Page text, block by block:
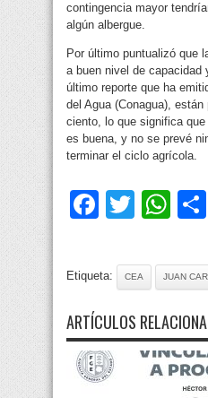
contingencia mayor
algún albergue.
Por último puntualizó que
a buen nivel de capacidad
último reporte que ha
del Agua (Conagua),
ciento, lo que significa
es buena, y no se prevé
terminar el ciclo agrícola.
Twitter
Etiqueta: CEA JUAN
ARTÍCULOS